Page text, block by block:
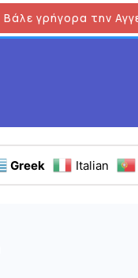
Βάλε γρήγορα την
Greek Italian